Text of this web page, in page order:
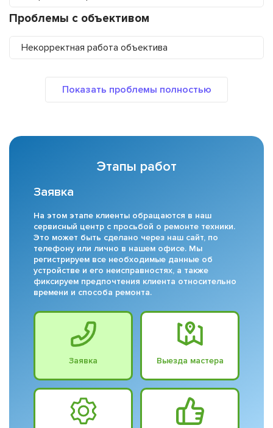
Проблемы с объективом
Некорректная работа объектива
Этапы работ
Заявка
На этом этапе клиенты обращаются в наш
сервисный центр с просьбой о ремонте техники.
Это может быть сделано через наш сайт, по
телефону или лично в нашем офисе. Мы
регистрируем все необходимые данные об
устройстве и его неисправностях, а также
фиксируем предпочтения клиента относительно
времени и способа ремонта.
Заявка Выезда мастера